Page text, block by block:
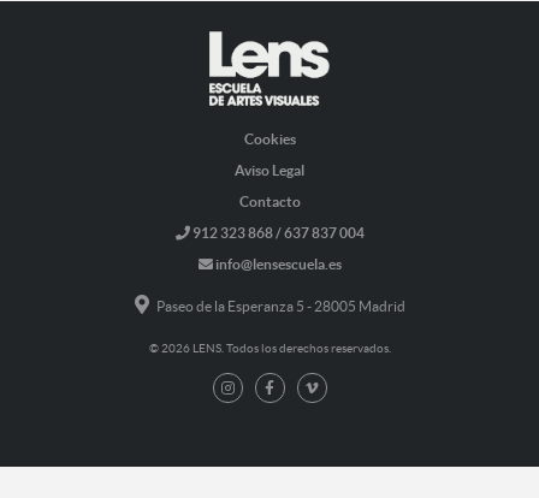
Cookies
Aviso Legal
Contacto
912 323 868 / 637 837 004
info@lensescuela.es
Paseo de la Esperanza 5 - 28005 Madrid
© 2026 LENS. Todos los derechos reservados.